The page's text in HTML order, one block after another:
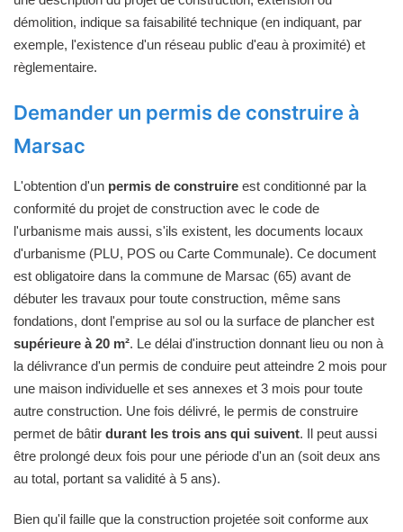
démolition, indique sa faisabilité technique (en indiquant, par
exemple, l'existence d'un réseau public d'eau à proximité) et
règlementaire.
Demander un permis de construire à
Marsac
L'obtention d'un permis de construire est conditionné par la
conformité du projet de construction avec le code de
l'urbanisme mais aussi, s'ils existent, les documents locaux
d'urbanisme (PLU, POS ou Carte Communale). Ce document
est obligatoire dans la commune de Marsac (65) avant de
débuter les travaux pour toute construction, même sans
fondations, dont l'emprise au sol ou la surface de plancher est
supérieure à 20 m². Le délai d'instruction donnant lieu ou non à
la délivrance d'un permis de conduire peut atteindre 2 mois pour
une maison individuelle et ses annexes et 3 mois pour toute
autre construction. Une fois délivré, le permis de construire
permet de bâtir durant les trois ans qui suivent. Il peut aussi
être prolongé deux fois pour une période d'un an (soit deux ans
au total, portant sa validité à 5 ans).
Bien qu'il faille que la construction projetée soit conforme aux